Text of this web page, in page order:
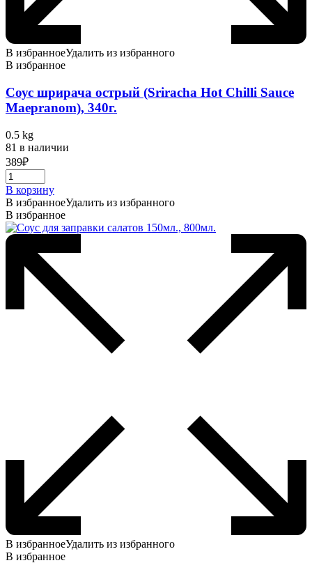
В избранноеУдалить из избранного
В избранное
Соус шрирача острый (Sriracha Hot Chilli Sauce
Maepranom), 340г.
0.5 kg
81 в наличии
389₽
В корзину
В избранноеУдалить из избранного
В избранное
В избранноеУдалить из избранного
В избранное